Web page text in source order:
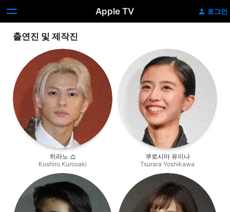
Apple TV 로그인
출연진 및 제작진
히라노 쇼
Koshiro Kurosaki
쿠로시마 유이나
Tsurara Yoshikawa